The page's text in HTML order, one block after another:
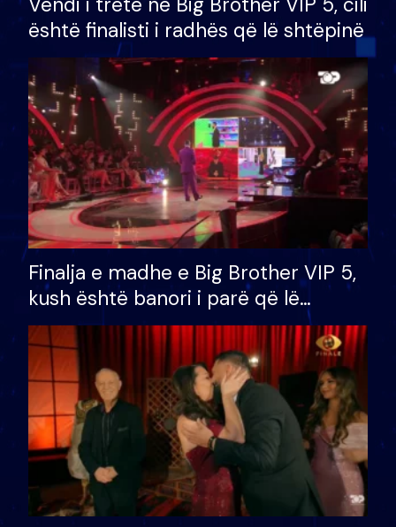
është finalisti i radhës që lë shtëpinë
Finalja e madhe e Big Brother VIP 5,
kush është banori i parë që lë
shtëpinë dhe humb mundësinë për
të fituar çmimin e madh